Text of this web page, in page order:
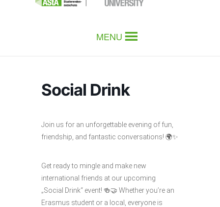
MENU
Social Drink
Join us for an unforgettable evening of fun,
friendship, and fantastic conversations! 🌍✨
Get ready to mingle and make new
international friends at our upcoming
„Social Drink“ event! 🍻🤝 Whether you’re an
Erasmus student or a local, everyone is